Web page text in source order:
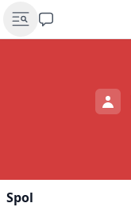
Spol